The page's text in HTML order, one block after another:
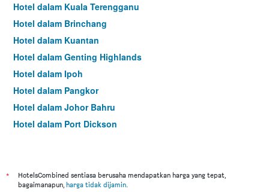
Hotel dalam Kuala Terengganu
Hotel dalam Brinchang
Hotel dalam Kuantan
Hotel dalam Genting Highlands
Hotel dalam Ipoh
Hotel dalam Pangkor
Hotel dalam Johor Bahru
Hotel dalam Port Dickson
*
HotelsCombined sentiasa berusaha mendapatkan harga yang tepat,
bagaimanapun, harga tidak dijamin.